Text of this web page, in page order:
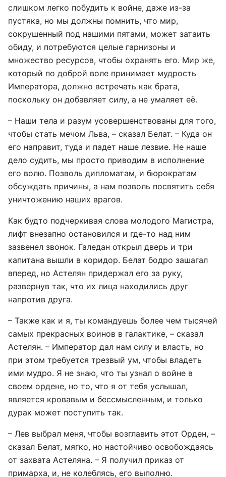
слишком легко побудить к войне, даже из-за
пустяка, но мы должны помнить, что мир,
сокрушенный под нашими пятами, может затаить
обиду, и потребуются целые гарнизоны и
множество ресурсов, чтобы охранять его. Мир же,
который по доброй воле принимает мудрость
Императора, должно встречать как брата,
поскольку он добавляет силу, а не умаляет её.
– Наши тела и разум усовершенствованы для того,
чтобы стать мечом Льва, – сказал Белат. – Куда он
его направит, туда и падет наше лезвие. Не наше
дело судить, мы просто приводим в исполнение
его волю. Позволь дипломатам, и бюрократам
обсуждать причины, а нам позволь посвятить себя
уничтожению наших врагов.
Как будто подчеркивая слова молодого Магистра,
лифт внезапно остановился и где-то над ним
зазвенел звонок. Галедан открыл дверь и три
капитана вышли в коридор. Белат бодро зашагал
вперед, но Астелян придержал его за руку,
развернув так, что их лица находились друг
напротив друга.
– Также как и я, ты командуешь более чем тысячей
самых прекрасных воинов в галактике, – сказал
Астелян. – Император дал нам силу и власть, но
при этом требуется трезвый ум, чтобы владеть
ими мудро. Я не знаю, что ты узнал о войне в
своем ордене, но то, что я от тебя услышал,
является кровавым и бессмысленным, и только
дурак может поступить так.
– Лев выбрал меня, чтобы возглавить этот Орден, –
сказал Белат, мягко, но настойчиво освобождаясь
от захвата Астеляна. – Я получил приказ от
примарха, и, не колеблясь, его выполню.